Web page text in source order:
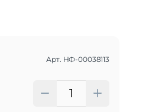
Арт. НФ-00038113